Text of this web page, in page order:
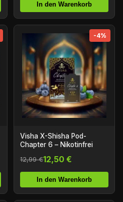
In den Warenkorb
-4%
Visha X-Shisha Pod-
Chapter 6 – Nikotinfrei
12,99 €12,50 €
In den Warenkorb